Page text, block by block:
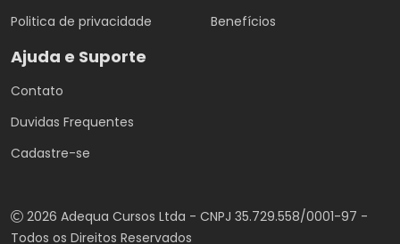
Politica de privacidade
Benefícios
Ajuda e Suporte
Contato
Duvidas Frequentes
Cadastre-se
2026 Adequa Cursos Ltda - CNPJ 35.729.558/0001-97 -
Todos os Direitos Reservados